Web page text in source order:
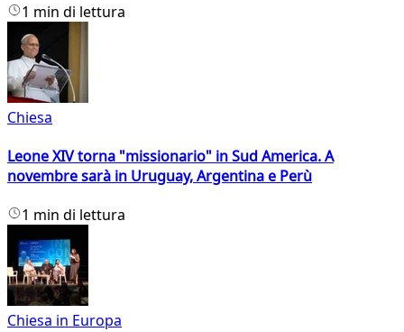
1 min di lettura
Chiesa
Leone XIV torna "missionario" in Sud America. A
novembre sarà in Uruguay, Argentina e Perù
1 min di lettura
Chiesa in Europa